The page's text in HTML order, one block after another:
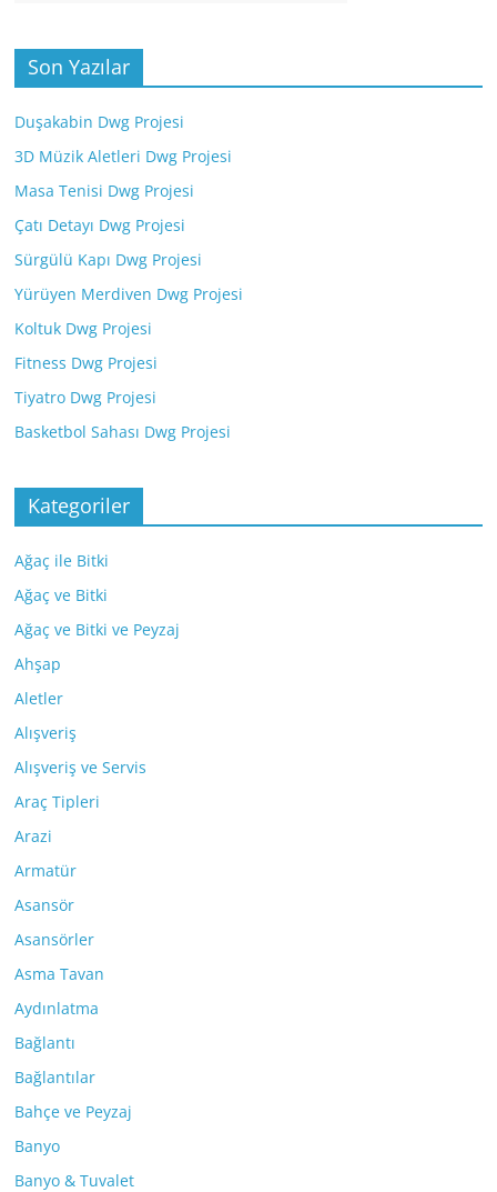
Son Yazılar
Duşakabin Dwg Projesi
3D Müzik Aletleri Dwg Projesi
Masa Tenisi Dwg Projesi
Çatı Detayı Dwg Projesi
Sürgülü Kapı Dwg Projesi
Yürüyen Merdiven Dwg Projesi
Koltuk Dwg Projesi
Fitness Dwg Projesi
Tiyatro Dwg Projesi
Basketbol Sahası Dwg Projesi
Kategoriler
Ağaç ile Bitki
Ağaç ve Bitki
Ağaç ve Bitki ve Peyzaj
Ahşap
Aletler
Alışveriş
Alışveriş ve Servis
Araç Tipleri
Arazi
Armatür
Asansör
Asansörler
Asma Tavan
Aydınlatma
Bağlantı
Bağlantılar
Bahçe ve Peyzaj
Banyo
Banyo & Tuvalet